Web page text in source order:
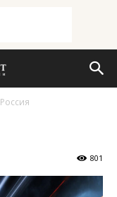
Россия
801